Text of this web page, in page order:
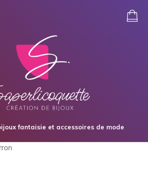
fantaisie et accessoires de mode